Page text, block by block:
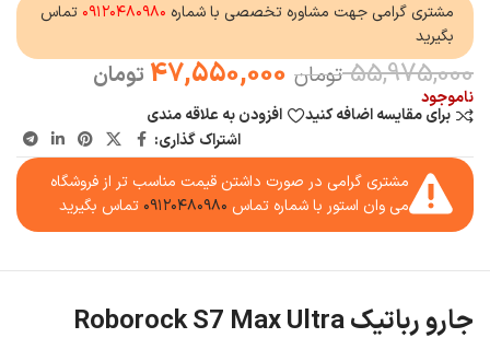
مشتری گرامی جهت مشاوره تخصصی با شماره ۰۹۱۲۰۴۸۰۹۸۰ تماس
بگیرید
55,975,000 تومان 47,550,000 تومان
ناموجود
برای مقایسه اضافه کنید
افزودن به علاقه مندی
اشتراک گذاری:
مشتری گرامی در صورت داشتن قیمت مناسب تر از فروشگاه
می وان استور با شماره تماس ۰۹۱۲۰۴۸۰۹۸۰ تماس بگیرید
جارو رباتیک Roborock S7 Max Ultra